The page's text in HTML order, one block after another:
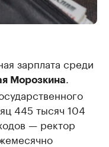
зарплата среди
Морозкина
445 тысяч 104
— ректор